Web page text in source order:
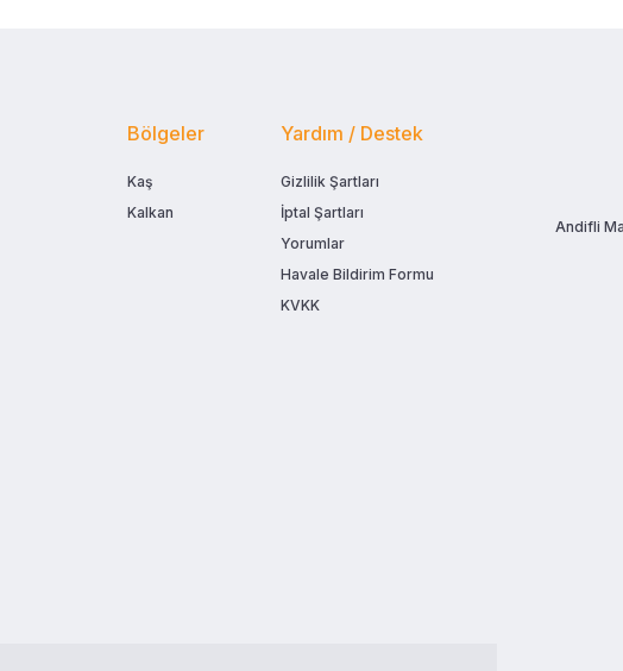
Bölgeler
Kaş
Kalkan
Yardım / Destek
Gizlilik Şartları
İptal Şartları
Yorumlar
Havale Bildirim Formu
KVKK
Andifli